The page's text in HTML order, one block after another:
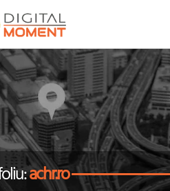
achr.ro